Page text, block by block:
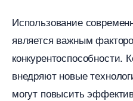
Использование
является важным
конкурентоспособности.​
недряют новые
могут повысить